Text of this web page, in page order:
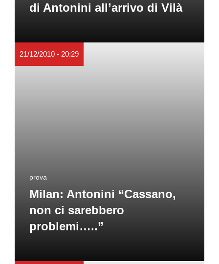
di Antonini all’arrivo di Vilà
21/12/2010 - 20:29
prova
Milan: Antonini “Cassano,
non ci sarebbero
problemi…..”